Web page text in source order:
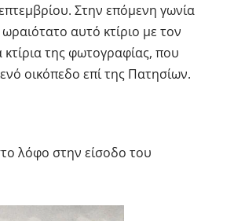
Στην επόμενη γωνία
αυτό κτίριο με τον
της φωτογραφίας, που
οικόπεδο επί της Πατησίων.
λόφο στην είσοδο του